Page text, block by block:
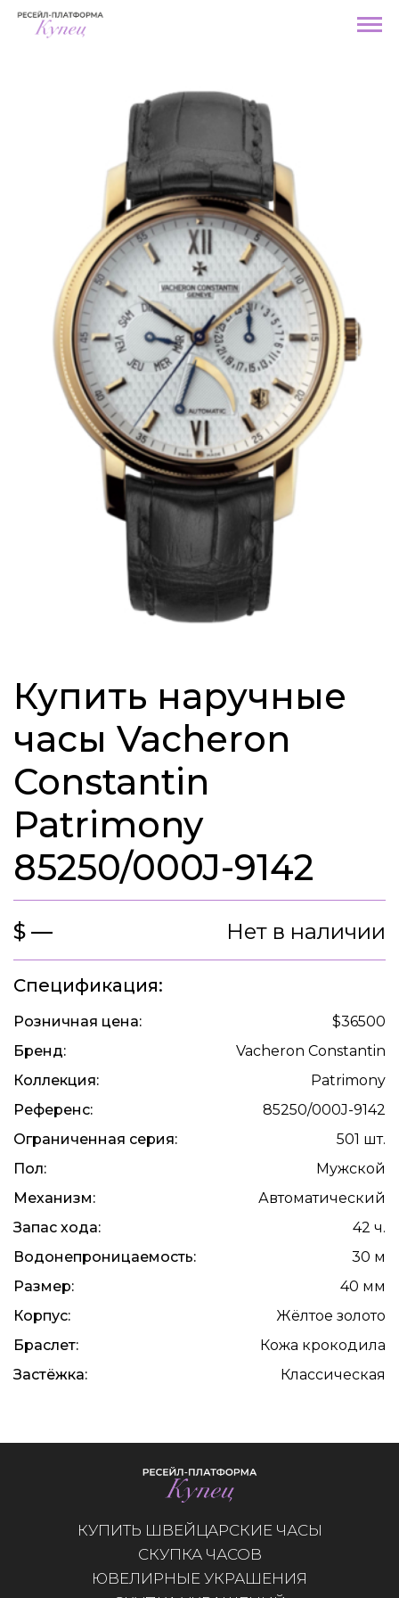
Купить наручные
часы Vacheron
Constantin
Patrimony
85250/000J-9142
$ — Нет в наличии
Спецификация:
Розничная цена:
$36500
Бренд:
Vacheron Constantin
Коллекция:
Patrimony
Референс:
85250/000J-9142
Ограниченная серия:
501 шт.
Пол:
Мужской
Механизм:
Автоматический
Запас хода:
42 ч.
Водонепроницаемость:
30 м
Размер:
40 мм
Корпус:
Жёлтое золото
Браслет:
Кожа крокодила
Застёжка:
Классическая
КУПИТЬ ШВЕЙЦАРСКИЕ ЧАСЫ
СКУПКА ЧАСОВ
ЮВЕЛИРНЫЕ УКРАШЕНИЯ